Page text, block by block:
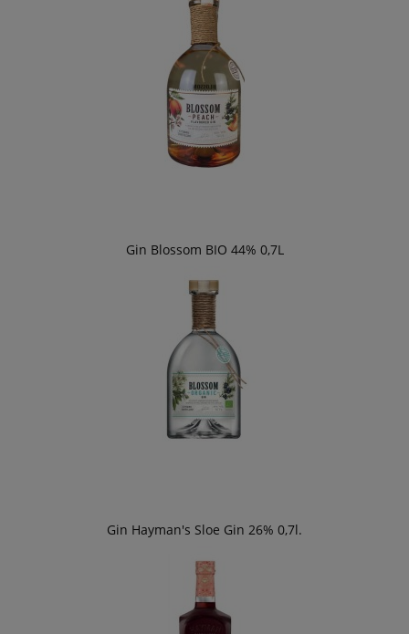
Gin Blossom BIO 44% 0,7L
Gin Hayman's Sloe Gin 26% 0,7l.